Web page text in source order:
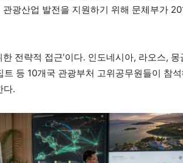
광산업 발전을 지원하기 위해 문체부가
전략적 접근’이다. 인도네시아, 라오스,
등 10개국 관광부처 고위공무원들이 참
다.